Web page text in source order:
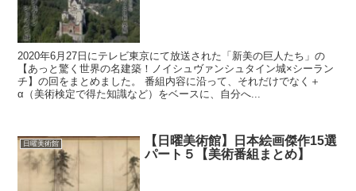
2020年6月27日にテレビ東京にて放送された「新美の巨人たち」の
【あっと驚く世界の名建築！ノイシュヴァンシュタイン城×シーラン
チ】の回をまとめました。 番組内容に沿って、それだけでなく＋
α（美術検定で得た知識など）をベースに、自分へ...
日曜美術館
【日曜美術館】日本絵画傑作15選
パート５【美術番組まとめ】